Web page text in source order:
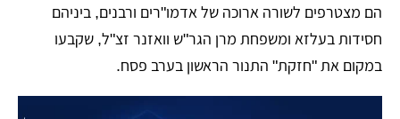
​הם מצטרפים לשורה ארוכה של אדמו"רים ורבנים, ביניהם
חסידות בעלזא ומשפחת מרן הגר"ש וואזנר זצ"ל, שקבעו
במקום את "חזקת" התנור הראשון בערב פסח.